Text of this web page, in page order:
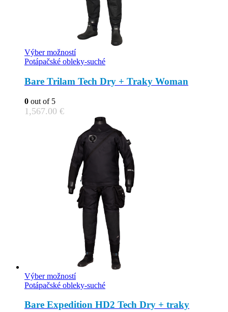
Výber možnostíThis
product
multiple
variants.
chosen
on
the
product
page
Potápačské obleky-suché
Bare Trilam Tech Dry + Traky Woman
0 out of 5
1,567.00 €
Výber možnostíThis
product
multiple
Potápačské obleky-suché
Bare Expedition HD2 Tech Dry + traky